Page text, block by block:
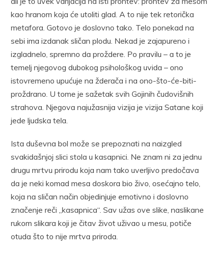
kao hranom koja će utoliti glad. A to nije tek retorička
metafora. Gotovo je doslovno tako. Telo ponekad na
sebi ima izdanak sličan plodu. Nekad je zajapureno i
izgladnelo, spremno da proždere. Po pravilu – a to je
temelj njegovog dubokog psihološkog uvida – ono
istovremeno upućuje na žderača i na ono-što-će-biti-
proždrano. U tome je sažetak svih Gojinih čudovišnih
strahova. Njegova najužasnija vizija je vizija Satane koji
jede ljudska tela.
Ista duševna bol može se prepoznati na naizgled
svakidašnjoj slici stola u kasapnici. Ne znam ni za jednu
drugu mrtvu prirodu koja nam tako uverljivo predočava
da je neki komad mesa doskora bio živo, osećajno telo,
koja na sličan način objedinjuje emotivno i doslovno
značenje reči „kasapnica“. Sav užas ove slike, naslikane
rukom slikara koji je čitav život uživao u mesu, potiče
otuda što to nije mrtva priroda.